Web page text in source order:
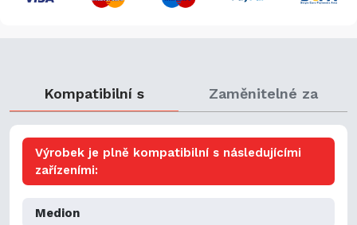
Kompatibilní s Zaměnitelné za
Výrobek je plně kompatibilní s následujícími
zařízeními:
Medion